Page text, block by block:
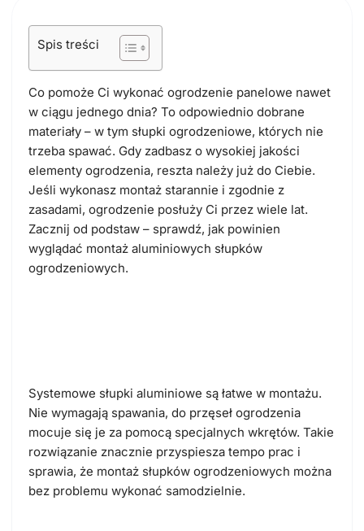
Spis treści
Co pomoże Ci wykonać ogrodzenie panelowe nawet
w ciągu jednego dnia? To odpowiednio dobrane
materiały – w tym słupki ogrodzeniowe, których nie
trzeba spawać. Gdy zadbasz o wysokiej jakości
elementy ogrodzenia, reszta należy już do Ciebie.
Jeśli wykonasz montaż starannie i zgodnie z
zasadami, ogrodzenie posłuży Ci przez wiele lat.
Zacznij od podstaw – sprawdź, jak powinien
wyglądać montaż aluminiowych słupków
ogrodzeniowych.
Systemowe słupki aluminiowe są łatwe w montażu.
Nie wymagają spawania, do przęseł ogrodzenia
mocuje się je za pomocą specjalnych wkrętów. Takie
rozwiązanie znacznie przyspiesza tempo prac i
sprawia, że montaż słupków ogrodzeniowych można
bez problemu wykonać samodzielnie.